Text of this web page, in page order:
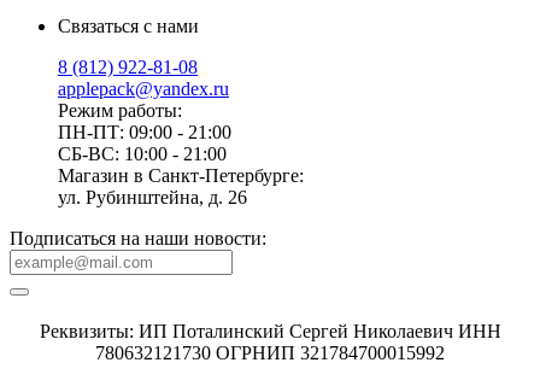
Связаться с нами
8 (812) 922-81-08
applepack@yandex.ru
Режим работы:
ПН-ПТ: 09:00 - 21:00
СБ-ВС: 10:00 - 21:00
Магазин в Санкт-Петербурге:
ул. Рубинштейна, д. 26
Подписаться на наши новости:
Реквизиты: ИП Поталинский Сергей Николаевич ИНН
780632121730 ОГРНИП 321784700015992